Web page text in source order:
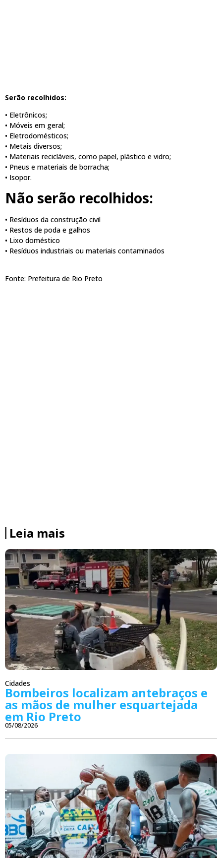
Serão recolhidos:
• Eletrônicos;
• Móveis em geral;
• Eletrodomésticos;
• Metais diversos;
• Materiais recicláveis, como papel, plástico e vidro;
• Pneus e materiais de borracha;
• Isopor.
Não serão recolhidos:
• Resíduos da construção civil
• Restos de poda e galhos
• Lixo doméstico
• Resíduos industriais ou materiais contaminados
Fonte: Prefeitura de Rio Preto
Leia mais
Cidades
Bombeiros localizam antebraços e
as mãos de mulher esquartejada
em Rio Preto
05/08/2026